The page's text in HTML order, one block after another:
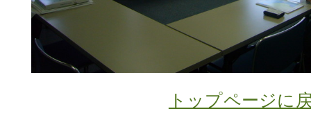
トップページに